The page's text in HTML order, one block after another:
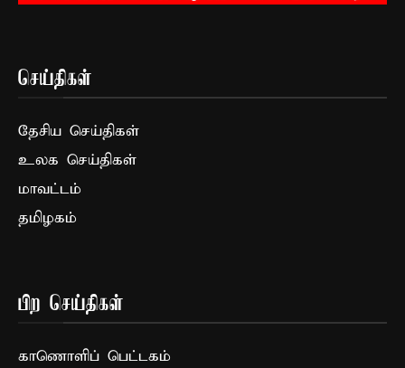
செய்திகள்
தேசிய செய்திகள்
உலக செய்திகள்
மாவட்டம்
தமிழகம்
பிற செய்திகள்
காணொளிப் பெட்டகம்